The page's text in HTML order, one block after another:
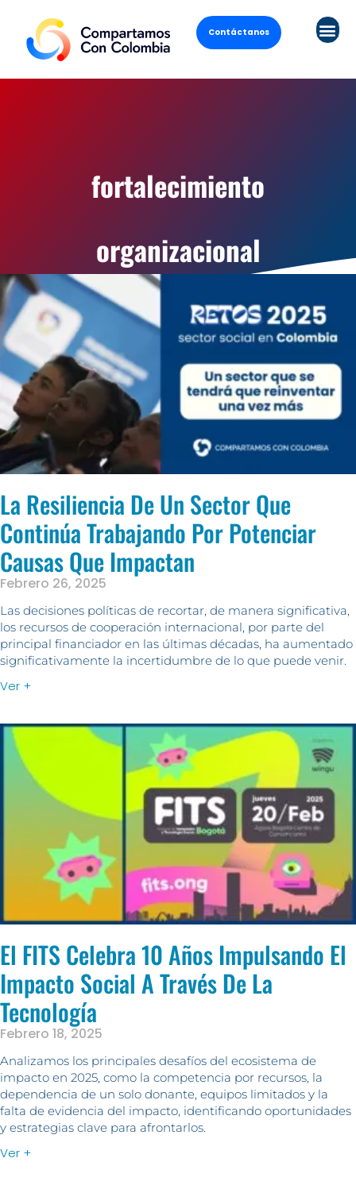
Contáctanos
fortalecimiento
organizacional
La Resiliencia De Un Sector Que
Continúa Trabajando Por Potenciar
Causas Que Impactan
Febrero 26, 2025
Las decisiones políticas de recortar, de manera significativa,
los recursos de cooperación internacional, por parte del
principal financiador en las últimas décadas, ha aumentado
significativamente la incertidumbre de lo que puede venir.
Ver +
El FITS Celebra 10 Años Impulsando El
Impacto Social A Través De La
Tecnología
Febrero 18, 2025
Analizamos los principales desafíos del ecosistema de
impacto en 2025, como la competencia por recursos, la
dependencia de un solo donante, equipos limitados y la
falta de evidencia del impacto, identificando oportunidades
y estrategias clave para afrontarlos.
Ver +